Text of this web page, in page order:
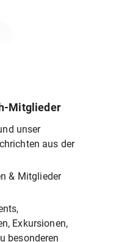
Mitglieder
unser
aus der
& Mitglieder
Exkursionen,
besonderen